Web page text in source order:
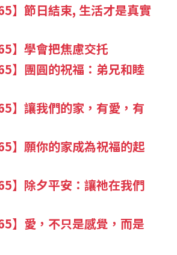
】節日結束, 生活才是真實
】學會把焦慮交托
】團圓的祝福：弟兄和睦
】讓我們的家，有愛，有
】願你的家成為祝福的起
】除夕平安：讓祂在我們
】愛，不只是感覺，而是